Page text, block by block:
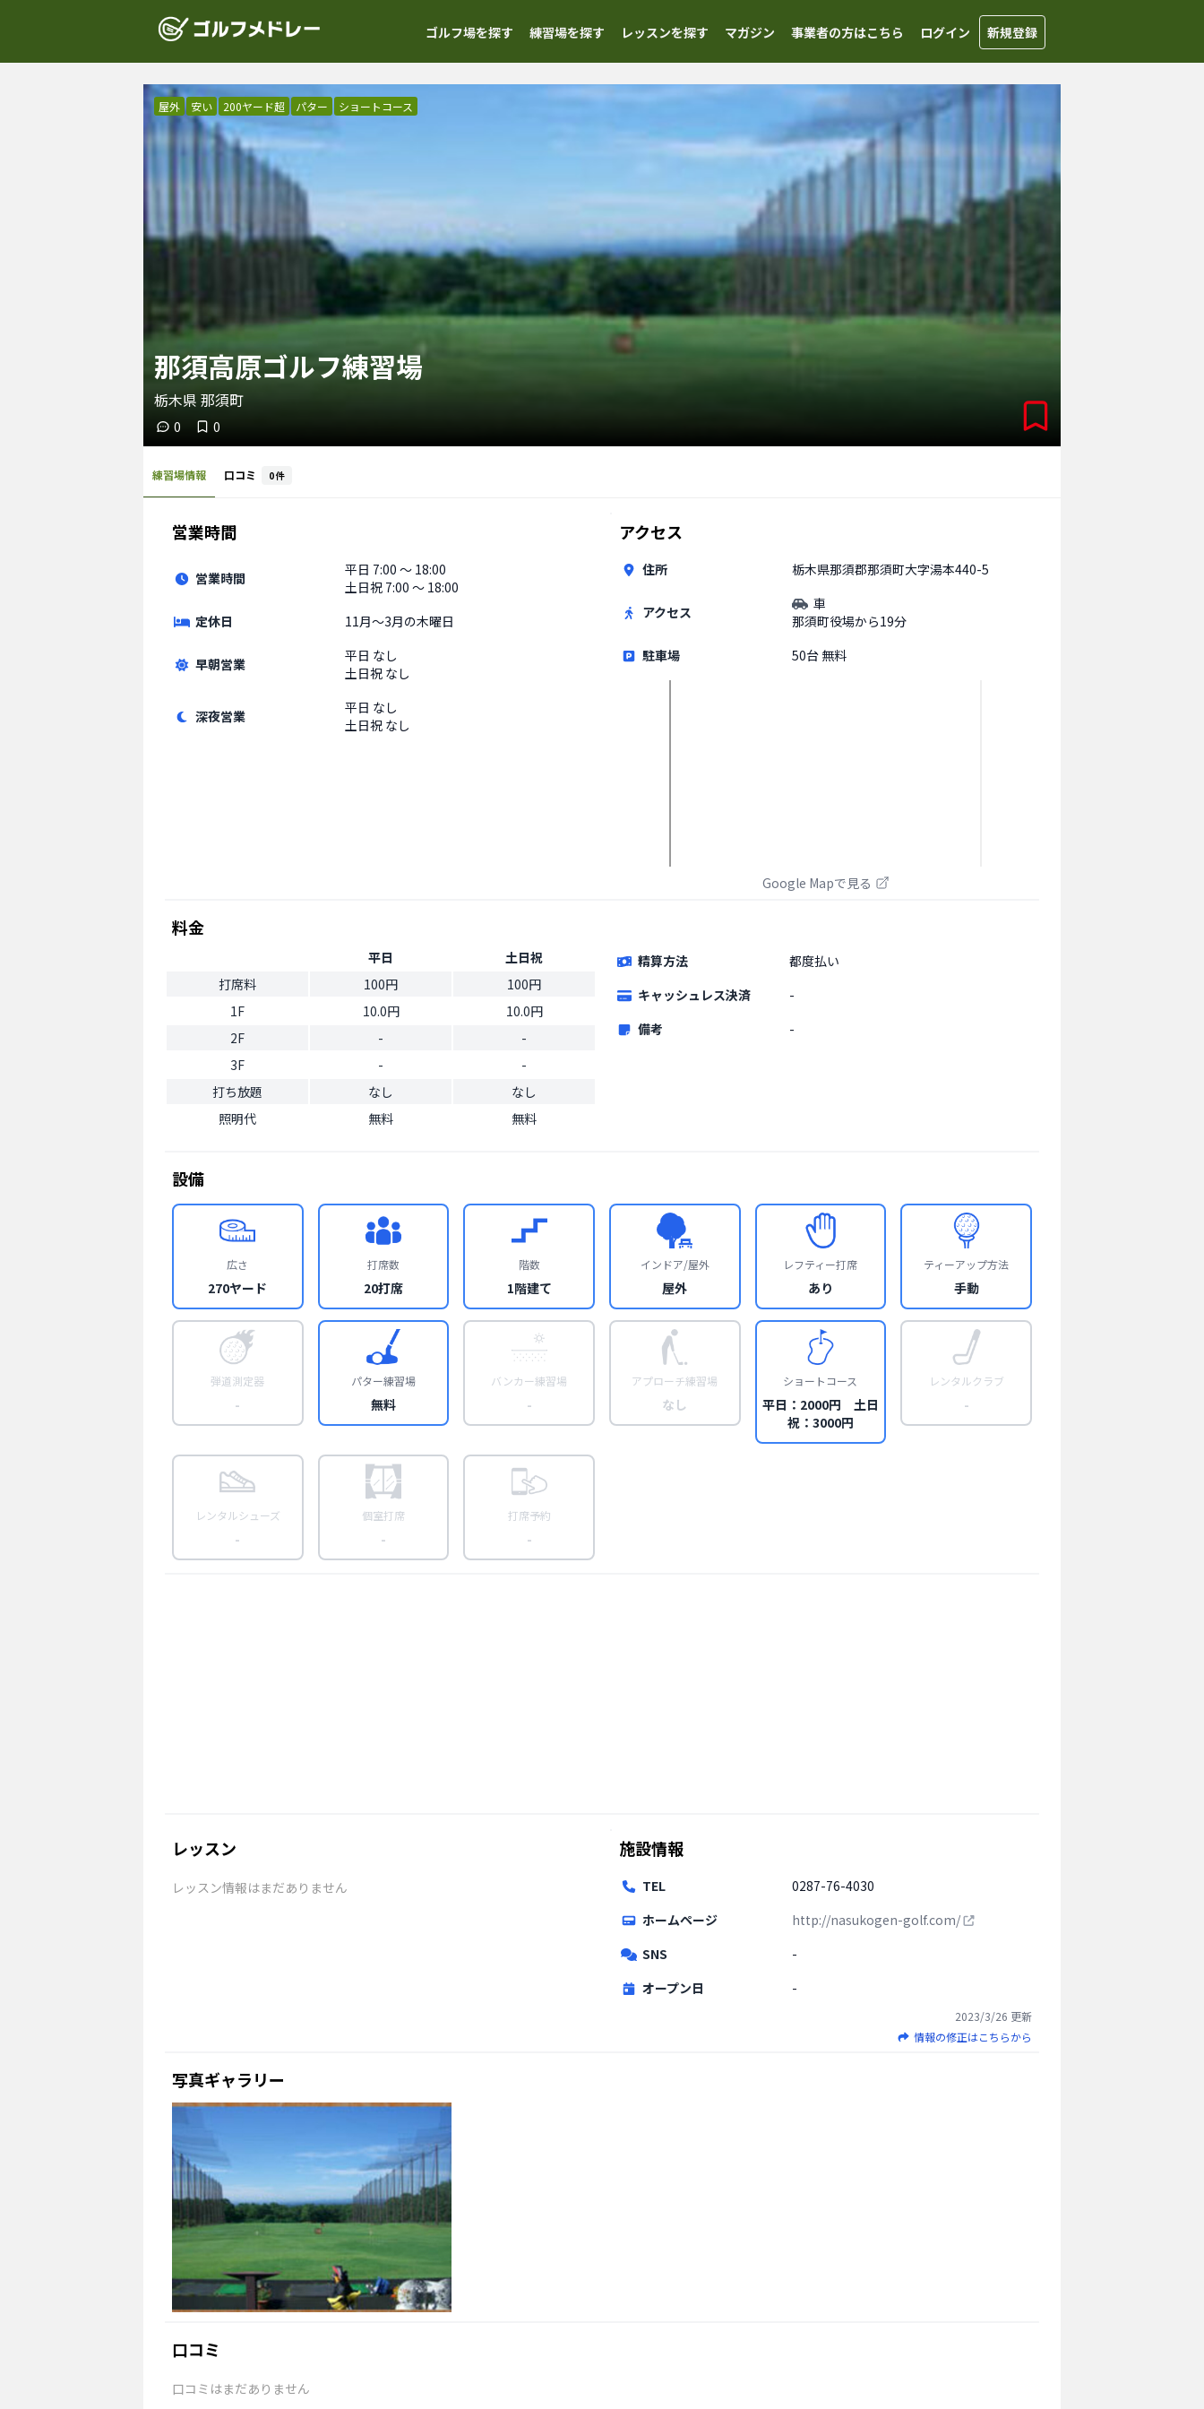
ゴルフ場を探す 練習場を探す レッスンを探す マガジン 事業者の方はこちら ログイン 新規登録
屋外 安い 200ヤード超 パター ショートコース
那須高原ゴルフ練習場
栃木県 那須町
0 0
練習場情報 口コミ 0件
営業時間
営業時間 平日 7:00 〜 18:00
土日祝 7:00 〜 18:00
定休日
11月〜3月の木曜日
早朝営業 平日 なし
土日祝 なし
深夜営業 平日 なし
土日祝 なし
アクセス
住所 栃木県那須郡那須町大字湯本440-5
アクセス
車
那須町役場から19分
駐車場
50台 無料
Google Mapで見る
料金
平日
土日祝
打席料
100円
100円
1F
10.0円
10.0円
2F
-
-
3F
-
-
打ち放題
なし
なし
照明代
無料 無料
精算方法
都度払い
キャッシュレス決済
-
備考
-
設備
広さ
270ヤード
打席数
20打席
階数
1階建て
インドア/屋外
屋外
レフティー打席
あり
ティーアップ方法
手動
弾道測定器
-
パター練習場
無料
バンカー練習場
-
アプローチ練習場
なし
ショートコース
平日：2000円 土日
祝：3000円
レンタルクラブ
-
レンタルシューズ
-
個室打席
-
打席予約
-
レッスン
レッスン情報はまだありません
施設情報
TEL
0287-76-4030
ホームページ
http://nasukogen-golf.com/
SNS
-
オープン日
-
2023/3/26 更新
情報の修正はこちらから
写真ギャラリー
口コミ
口コミはまだありません